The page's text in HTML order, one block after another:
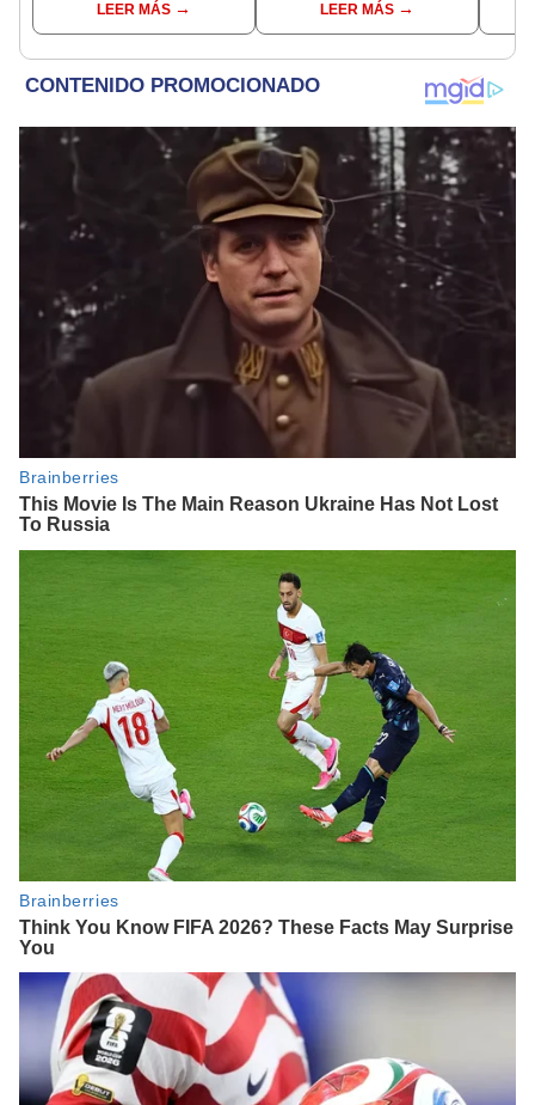
Indecopi multó a la
empresa con más de S/
LEER MÁS
Serenazgo recuperó el
dinero
LEER MÁS